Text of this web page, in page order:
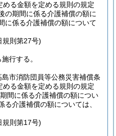
る金額を定める規則の規定
の期間に係る介護補償の額に
に係る介護補償の額について
規則第27号)
行する。
市消防団員等公務災害補償条
る金額を定める規則の規定
間に係る介護補償の額につい
介護補償の額については、
規則第17号)